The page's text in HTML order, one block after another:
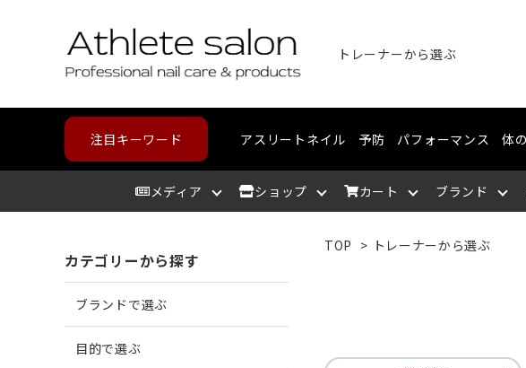
トレーナーから選ぶ
注目キーワード アスリートネイル 予防 パフォーマンス 体
メディア ショップ カート ブランド
アスリートサロン
爪を洗う
爪を保湿する
爪が割れる
爪が薄い
野球・高校野球
バスケットボール
ハンドケア
スポーツメディカルライン
北海道
中部
TOP > トレーナーから選ぶ
カテゴリーから探す
ブランドで選ぶ
目的で選ぶ